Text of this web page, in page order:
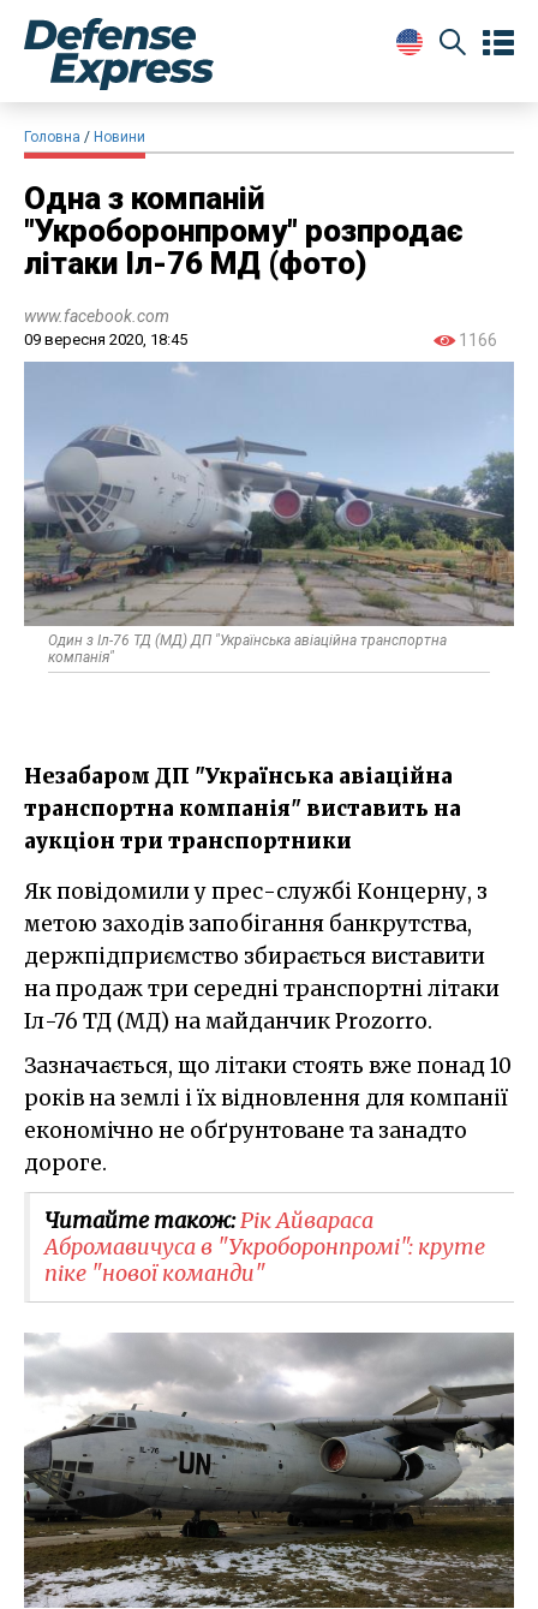
Головна Новини
Одна з компаній
"Укроборонпрому" розпродає
літаки Іл-76 МД (фото)
www.facebook.com
09 вересня 2020, 18:45 1166
Один з Іл-76 ТД (МД) ДП "Українська авіаційна транспортна
компанія"
Незабаром ДП "Українська авіаційна
транспортна компанія" виставить на
аукціон три транспортники
Як повідомили у прес-службі Концерну, з
метою заходів запобігання банкрутства,
держпідприємство збирається виставити
на продаж три середні транспортні літаки
Іл-76 ТД (МД) на майданчик Prozorro.
Зазначається, що літаки стоять вже понад 10
років на землі і їх відновлення для компанії
економічно не обґрунтоване та занадто
дороге.
Читайте також:​Рік Айвараса
Абромавичуса в "Укроборонпромі": круте
піке "нової команди"